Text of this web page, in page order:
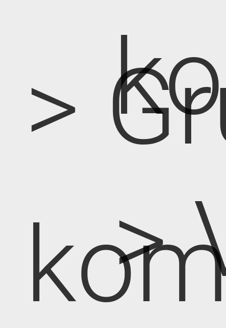
>
>